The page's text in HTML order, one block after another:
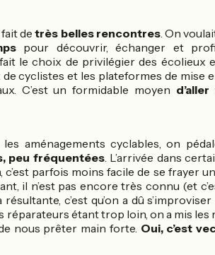
de très belles rencontres. On
pour découvrir, échanger et
le choix de privilégier des écolieux
de cyclistes et les plateformes de mise
C’est un formidable moyen
aménagements cyclables, on
peu fréquentées. L’arrivée dans
parfois moins facile de se frayer
il n’est pas encore très connu (et
résultante, c’est qu’on a dû
réparateurs étant trop loin, on a mis les
nous prêter main forte. Oui, c’est